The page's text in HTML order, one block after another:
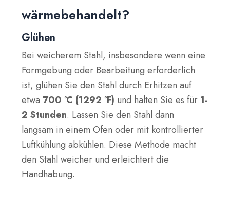
wärmebehandelt?
Glühen
Bei weicherem Stahl, insbesondere wenn eine
Formgebung oder Bearbeitung erforderlich
ist, glühen Sie den Stahl durch Erhitzen auf
etwa 700 °C (1292 °F) und halten Sie es für 1-
2 Stunden. Lassen Sie den Stahl dann
langsam in einem Ofen oder mit kontrollierter
Luftkühlung abkühlen. Diese Methode macht
den Stahl weicher und erleichtert die
Handhabung.